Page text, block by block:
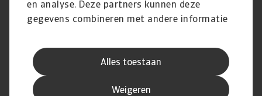
en analyse. Deze partners kunnen deze
gegevens combineren met andere informatie
verzameld op basis van uw gebruik van hun
services.
Alles toestaan
Weigeren
Phishing en Security
Privacyverklaring
Juridische informatie
Supplier information